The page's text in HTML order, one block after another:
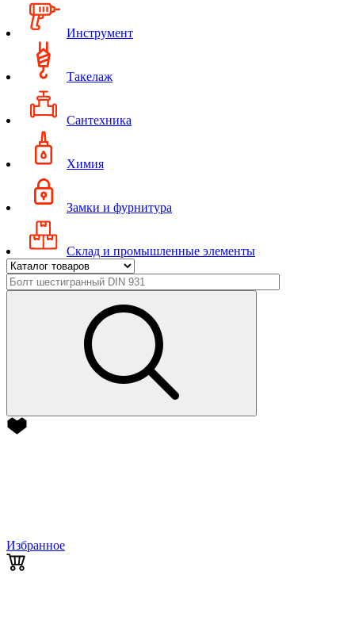
Инструмент
Такелаж
Сантехника
Химия
Замки и фурнитура
Склад и промышленные элементы
Избранное